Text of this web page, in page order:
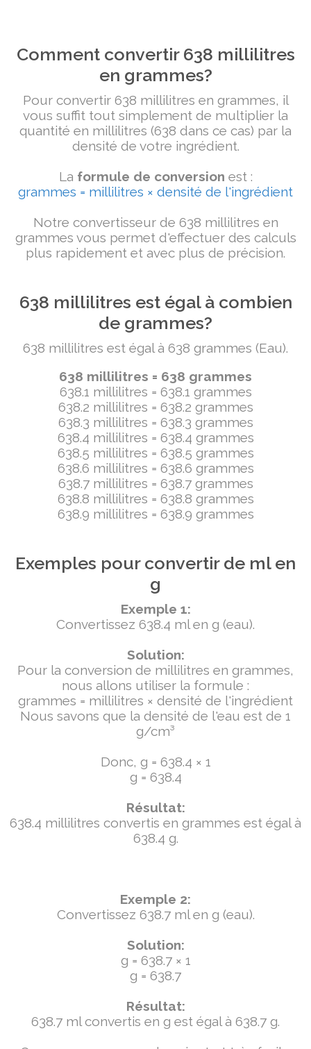
Comment convertir 638 millilitres
en grammes?
Pour convertir 638 millilitres en grammes, il
vous suffit tout simplement de multiplier la
quantité en millilitres (638 dans ce cas) par la
densité de votre ingrédient.
La formule de conversion est :
grammes = millilitres × densité de l'ingrédient
Notre convertisseur de 638 millilitres en
grammes vous permet d'effectuer des calculs
plus rapidement et avec plus de précision.
638 millilitres est égal à combien
de grammes?
638 millilitres est égal à 638 grammes (Eau).
638 millilitres = 638 grammes
638.1 millilitres = 638.1 grammes
638.2 millilitres = 638.2 grammes
638.3 millilitres = 638.3 grammes
638.4 millilitres = 638.4 grammes
638.5 millilitres = 638.5 grammes
638.6 millilitres = 638.6 grammes
638.7 millilitres = 638.7 grammes
638.8 millilitres = 638.8 grammes
638.9 millilitres = 638.9 grammes
Exemples pour convertir de ml en
g
Exemple 1:
Convertissez 638.4 ml en g (eau).
Solution:
Pour la conversion de millilitres en grammes,
nous allons utiliser la formule :
grammes = millilitres × densité de l'ingrédient
Nous savons que la densité de l'eau est de 1
g/cm³
Donc, g = 638.4 × 1
g = 638.4
Résultat:
638.4 millilitres convertis en grammes est égal à
638.4 g.
Exemple 2:
Convertissez 638.7 ml en g (eau).
Solution:
g = 638.7 × 1
g = 638.7
Résultat:
638.7 ml convertis en g est égal à 638.7 g.